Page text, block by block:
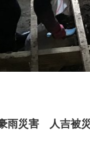
雨災害 人吉被